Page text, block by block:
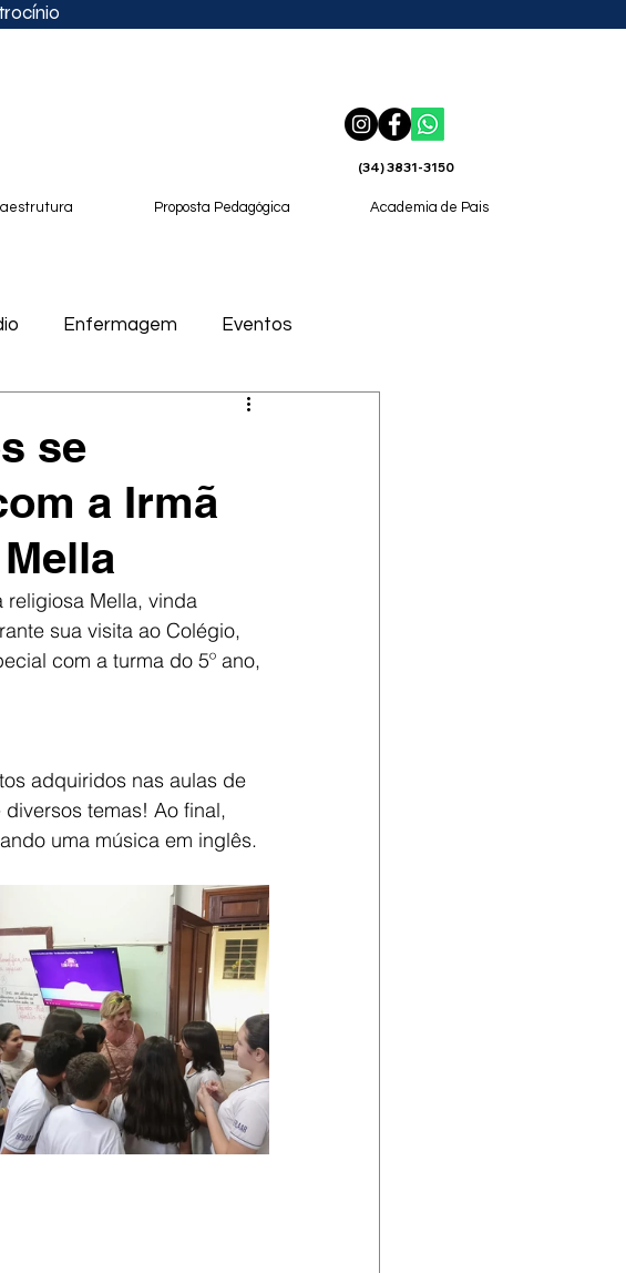
(34) 3831-3150
Proposta Pedagógica Academia de Pais
Enfermagem Eventos
se
a Irmã
religiosa Mella, vinda
sua visita ao Colégio,
com a turma do 5º ano,
adquiridos nas aulas de
temas! Ao final,
uma música em inglês.